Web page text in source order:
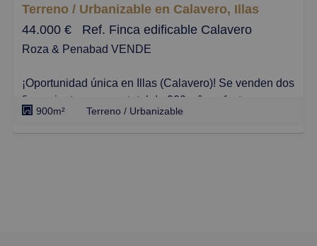
lado.
Terreno / Urbanizable en Calavero, Illas
44.000 €
Ref. Finca edificable Calavero
Roza & Penabad VENDE
¡Oportunidad única en Illas (Calavero)! Se venden dos
fincas juntas, con un total de 900 m², perfectas para
construir el chalet de tus sueños. Ubicadas a solo 15
minutos de Avilés, estas parcelas cuentan con una
900m² Terreno / Urbanizable